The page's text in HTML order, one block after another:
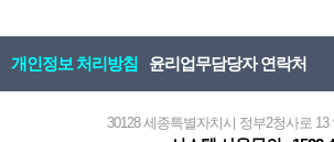
개인정보 처리방침 윤리업무담당자 연락처
30128 세종특별자치시 정부2청사로 13